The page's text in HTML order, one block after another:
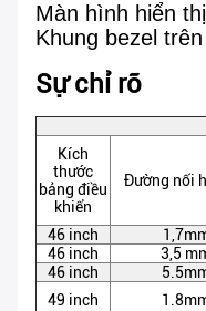
Màn hình hiển
Khung bezel
Sự chỉ rõ
Kích
thước
bảng điều
khiển
Đường nối
46 inch
46 inch
3,5
46 inch
49 inch